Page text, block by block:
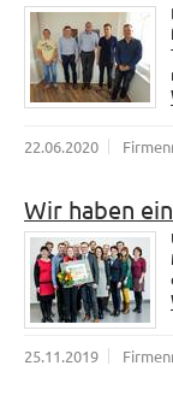
22.06.2020
Wir haben
25.11.2019